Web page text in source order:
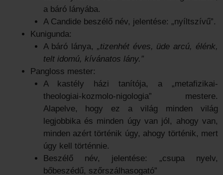
a báró lányába.
A Candide beszélő név, jelentése: „nyíltszívű”.
Kunigunda:
A báró lánya, „tizenhét éves, üde arcú, élénk,
telt idomú, kívánatos lány.”
Pangloss mester:
A kastély házi tanítója, a „metafizikai-
theologiai-kozmolo-nigologia” mestere.
Alapelve, hogy ez a világ minden világ
legjobbika és minden úgy van jól, ahogy van,
minden azért történik úgy, ahogy történik, mert
úgy kell történnie.
Beszélő név, jelentése: „csupa nyelv,
bőbeszédű, szőrszálhasogató”